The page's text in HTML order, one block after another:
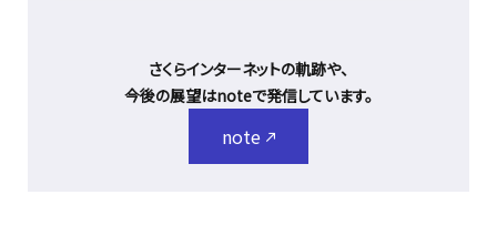
さくらインターネットの軌跡や、
今後の展望はnoteで発信しています。
note